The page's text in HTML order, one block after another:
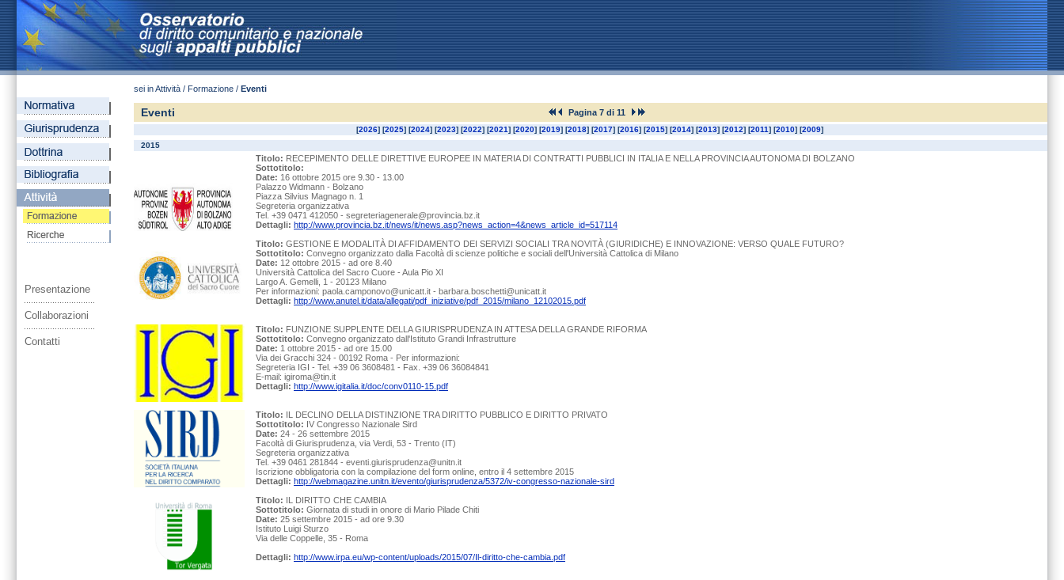
Presentazione
Collaborazioni
Contatti
sei in Attività / Formazione / Eventi
Eventi Pagina 7 di 11
[2026] [2025] [2024] [2023] [2022] [2021] [2020] [2019] [2018] [2017] [2016] [2015] [2014] [2013] [2012] [2011] [2010] [2009]
2015
Titolo: RECEPIMENTO DELLE DIRETTIVE EUROPEE IN MATERIA DI CONTRATTI PUBBLICI IN ITALIA E NELLA PROVINCIA AUTONOMA DI BOLZANO
Sottotitolo:
Date: 16 ottobre 2015 ore 9.30 - 13.00
Palazzo Widmann - Bolzano
Piazza Silvius Magnago n. 1
Segreteria organizzativa
Tel. +39 0471 412050 - segreteriagenerale@provincia.bz.it
Dettagli: http://www.provincia.bz.it/news/it/news.asp?news_action=4&news_article_id=517114
Titolo: GESTIONE E MODALITÀ DI AFFIDAMENTO DEI SERVIZI SOCIALI TRA NOVITÀ (GIURIDICHE) E INNOVAZIONE: VERSO QUALE FUTURO?
Sottotitolo: Convegno organizzato dalla Facoltà di scienze politiche e sociali dell'Università Cattolica di Milano
Date: 12 ottobre 2015 - ad ore 8.40
Università Cattolica del Sacro Cuore - Aula Pio XI
Largo A. Gemelli, 1 - 20123 Milano
Per informazioni: paola.camponovo@unicatt.it - barbara.boschetti@unicatt.it
Dettagli: http://www.anutel.it/data/allegati/pdf_iniziative/pdf_2015/milano_12102015.pdf
Titolo: FUNZIONE SUPPLENTE DELLA GIURISPRUDENZA IN ATTESA DELLA GRANDE RIFORMA
Sottotitolo: Convegno organizzato dall'Istituto Grandi Infrastrutture
Date: 1 ottobre 2015 - ad ore 15.00
Via dei Gracchi 324 - 00192 Roma - Per informazioni:
Segreteria IGI - Tel. +39 06 3608481 - Fax. +39 06 36084841
E-mail: igiroma@tin.it
Dettagli: http://www.igitalia.it/doc/conv0110-15.pdf
Titolo: IL DECLINO DELLA DISTINZIONE TRA DIRITTO PUBBLICO E DIRITTO PRIVATO
Sottotitolo: IV Congresso Nazionale Sird
Date: 24 - 26 settembre 2015
Facoltà di Giurisprudenza, via Verdi, 53 - Trento (IT)
Segreteria organizzativa
Tel. +39 0461 281844 - eventi.giurisprudenza@unitn.it
Iscrizione obbligatoria con la compilazione del form online, entro il 4 settembre 2015
Dettagli: http://webmagazine.unitn.it/evento/giurisprudenza/5372/iv-congresso-nazionale-sird
Titolo: IL DIRITTO CHE CAMBIA
Sottotitolo: Giornata di studi in onore di Mario Pilade Chiti
Date: 25 settembre 2015 - ad ore 9.30
Istituto Luigi Sturzo
Via delle Coppelle, 35 - Roma
Dettagli: http://www.irpa.eu/wp-content/uploads/2015/07/Il-diritto-che-cambia.pdf